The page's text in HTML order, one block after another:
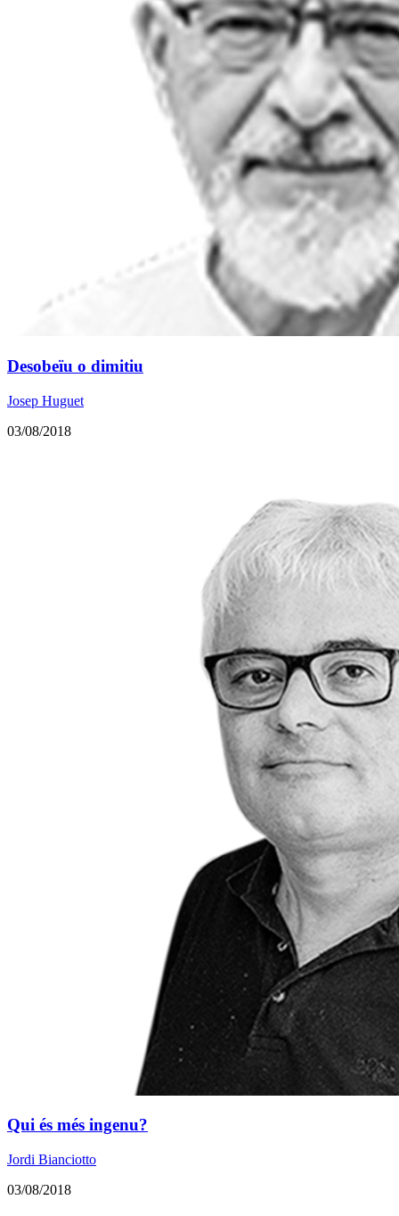
Desobeïu o dimitiu
Josep Huguet
03/08/2018
Qui és més ingenu?
Jordi Bianciotto
03/08/2018